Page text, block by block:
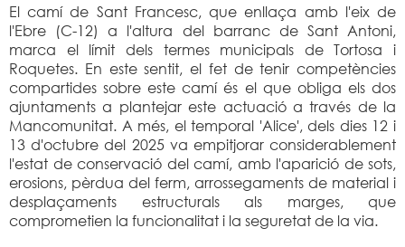
El camí de Sant Francesc, que enllaça amb l'eix de
l'Ebre (C-12) a l'altura del barranc de Sant Antoni,
marca el límit dels termes municipals de Tortosa i
Roquetes. En este sentit, el fet de tenir competències
compartides sobre este camí és el que obliga els dos
ajuntaments a plantejar este actuació a través de la
Mancomunitat. A més, el temporal 'Alice', dels dies 12 i
13 d'octubre del 2025 va empitjorar considerablement
l'estat de conservació del camí, amb l'aparició de sots,
erosions, pèrdua del ferm, arrossegaments de material i
desplaçaments estructurals als marges, que
comprometien la funcionalitat i la seguretat de la via.